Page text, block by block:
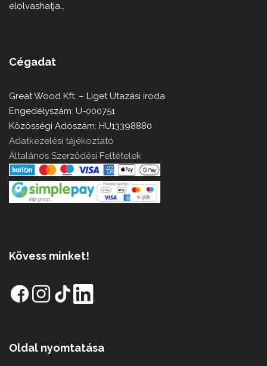
elolvashatja…
Cégadat
Great Wood Kft. – Liget Utazási iroda
Engedélyszám: U-000751
Közösségi Adószám: HU13398880
Adatkezelési tájékoztató
Általános Szerződési Feltételek
Kövess minket!
Oldal nyomtatása